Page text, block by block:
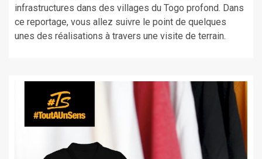
infrastructures dans des villages du Togo profond. Dans
ce reportage, vous allez suivre le point de quelques
unes des réalisations à travers une visite de terrain.